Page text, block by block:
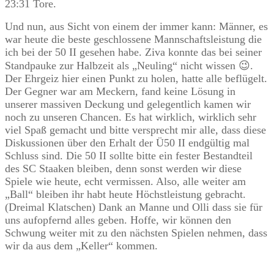
23:31 Tore.
Und nun, aus Sicht von einem der immer kann: Männer, es
war heute die beste geschlossene Mannschaftsleistung die
ich bei der 50 II gesehen habe. Ziva konnte das bei seiner
Standpauke zur Halbzeit als „Neuling“ nicht wissen 😉.
Der Ehrgeiz hier einen Punkt zu holen, hatte alle beflügelt.
Der Gegner war am Meckern, fand keine Lösung in
unserer massiven Deckung und gelegentlich kamen wir
noch zu unseren Chancen. Es hat wirklich, wirklich sehr
viel Spaß gemacht und bitte versprecht mir alle, dass diese
Diskussionen über den Erhalt der Ü50 II endgültig mal
Schluss sind. Die 50 II sollte bitte ein fester Bestandteil
des SC Staaken bleiben, denn sonst werden wir diese
Spiele wie heute, echt vermissen. Also, alle weiter am
„Ball“ bleiben ihr habt heute Höchstleistung gebracht.
(Dreimal Klatschen) Dank an Manne und Olli dass sie für
uns aufopfernd alles geben. Hoffe, wir können den
Schwung weiter mit zu den nächsten Spielen nehmen, dass
wir da aus dem „Keller“ kommen.